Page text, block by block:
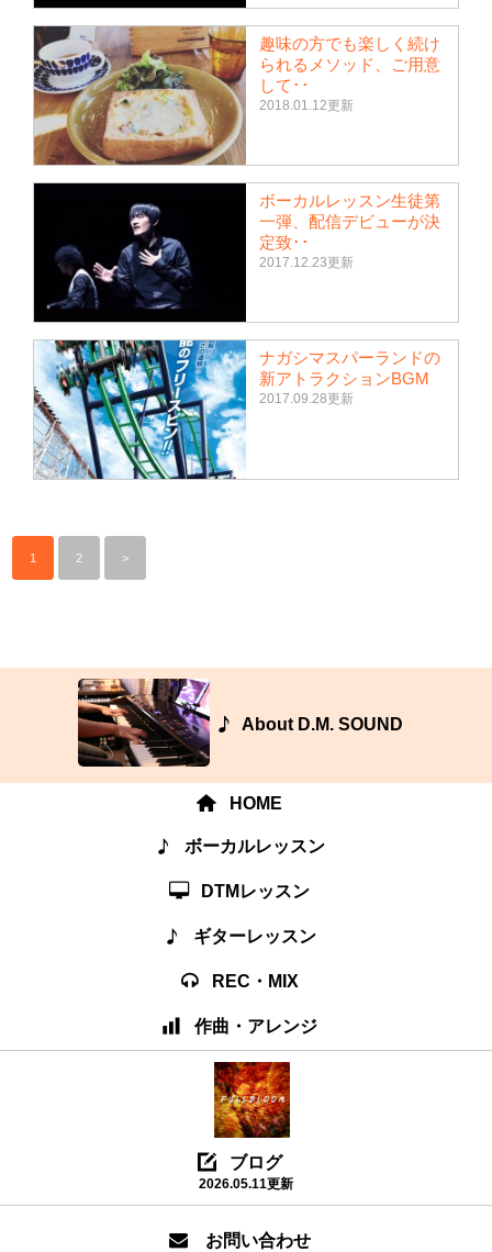
趣味の方でも楽しく続け
られるメソッド、ご用意
して･･
2018.01.12更新
ボーカルレッスン生徒第
一弾、配信デビューが決
定致･･
2017.12.23更新
ナガシマスパーランドの
新アトラクションBGM
2017.09.28更新
1 2 >
About D.M. SOUND
HOME
ボーカルレッスン
DTMレッスン
ギターレッスン
REC・MIX
作曲・アレンジ
ブログ
2026.05.11更新
お問い合わせ